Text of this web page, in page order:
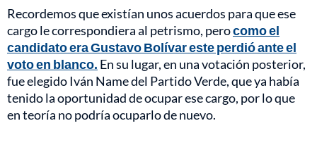
Recordemos que existían unos acuerdos para que ese
cargo le correspondiera al petrismo, perocomo el
candidato era Gustavo Bolívar este perdió ante el
voto en blanco. En su lugar, en una votación posterior,
fue elegido Iván Name del Partido Verde, que ya había
tenido la oportunidad de ocupar ese cargo, por lo que
en teoría no podría ocuparlo de nuevo.